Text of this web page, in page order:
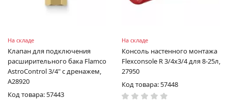
На складе
Клапан для подключения
расширительного бака Flamco
AstroControl 3/4" с дренажем,
A28920
Код товара: 57443
На складе
Консоль настенного монтажа
Flexconsole R 3/4х3/4 для 8-25л,
27950
Код товара: 57448